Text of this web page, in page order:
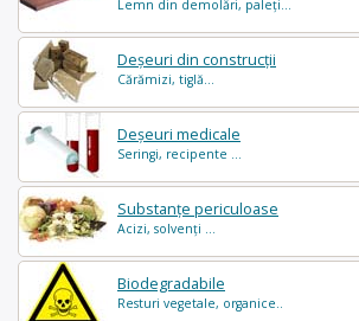
Lemn din demolări, paleți...
Deșeuri din construcții
Cărămizi, tiglă...
Deșeuri medicale
Seringi, recipente ...
Substanțe periculoase
Acizi, solvenți ...
Biodegradabile
Resturi vegetale, organice..